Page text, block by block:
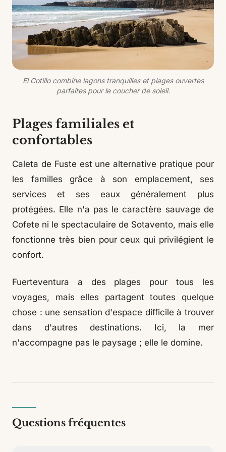
El Cotillo combine lagons tranquilles et plages ouvertes
parfaites pour le coucher de soleil.
Plages familiales et
confortables
Caleta de Fuste est une alternative pratique pour
les familles grâce à son emplacement, ses
services et ses eaux généralement plus
protégées. Elle n'a pas le caractère sauvage de
Cofete ni le spectaculaire de Sotavento, mais elle
fonctionne très bien pour ceux qui privilégient le
confort.
Fuerteventura a des plages pour tous les
voyages, mais elles partagent toutes quelque
chose : une sensation d'espace difficile à trouver
dans d'autres destinations. Ici, la mer
n'accompagne pas le paysage ; elle le domine.
Questions fréquentes